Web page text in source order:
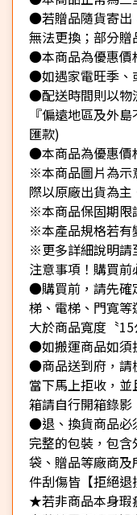
●若贈品隨貨寄出
無法更換；部分
●本商品為優惠價
●如遇家電旺季、
●配送時間則以物
『偏遠地區及外
匯款)
●本商品為優惠價
※本商品圖片為示
際以原廠出貨為主
※本商品保固期限
※本產品規格若有
※更多詳細說明請
注意事項！購買前
●購買前，請先確
梯、電梯、門寬
大於商品寬度〝15
●如搬運商品如須
●商品送到府，請
當下馬上拒收，
箱請自行開箱錄
●退、換貨商品必
完整的包裝，包
袋、贈品等廠商
件刮傷皆【拒絕退
★若非商品本身瑕